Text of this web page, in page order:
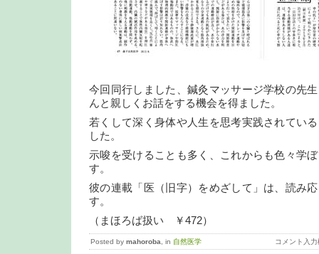
今回同行しました、鍼灸マッサージ学校の先
んと親しくお話をする機会を得ました。
若くして深く身体や人生を思考実践されてい
した。
示唆を受けることも多く、これからも色々学
す。
彼の連載「医（旧字）をめざして」は、読み
す。
（まほろば扱い ￥472）
Posted by mahoroba , in 自然医学 コメント入力